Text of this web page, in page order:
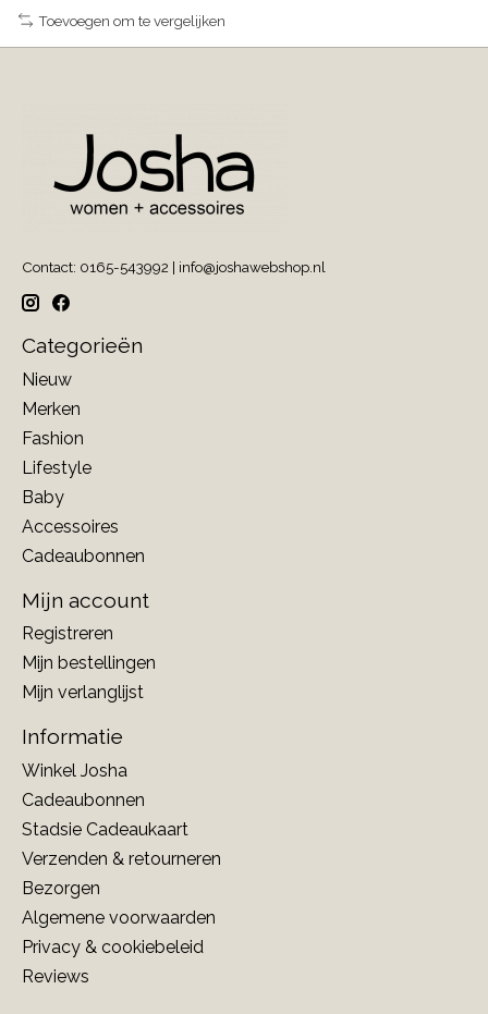
Toevoegen om te vergelijken
Contact: 0165-543992 | info@joshawebshop.nl
Categorieën
Nieuw
Merken
Fashion
Lifestyle
Baby
Accessoires
Cadeaubonnen
Mijn account
Registreren
Mijn bestellingen
Mijn verlanglijst
Informatie
Winkel Josha
Cadeaubonnen
Stadsie Cadeaukaart
Verzenden & retourneren
Bezorgen
Algemene voorwaarden
Privacy & cookiebeleid
Reviews